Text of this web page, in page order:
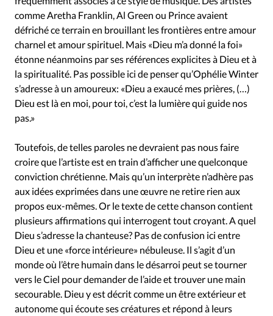
Devise:CHF
RUBRIQUES
Tous les articles Actualité chrétienne
Actualité
Chronique
Culture Dossier Eglises Foi
Monde
Opinions Publireportage
Relations
Société
Tour du monde des Eglises Trait d'Ixène
Vie Intérieure
comme Aretha Franklin, Al Green ou Prince avaient
défriché ce terrain en brouillant les frontières entre amour
charnel et amour spirituel. Mais «Dieu m’a donné la foi»
étonne néanmoins par ses références explicites à Dieu et à
la spiritualité. Pas possible ici de penser qu’Ophélie Winter
s’adresse à un amoureux: «Dieu a exaucé mes prières, (…)
Dieu est là en moi, pour toi, c’est la lumière qui guide nos
pas.»
Toutefois, de telles paroles ne devraient pas nous faire
croire que l’artiste est en train d’afficher une quelconque
conviction chrétienne. Mais qu’un interprète n’adhère pas
aux idées exprimées dans une œuvre ne retire rien aux
propos eux-mêmes. Or le texte de cette chanson contient
plusieurs affirmations qui interrogent tout croyant. A quel
Dieu s’adresse la chanteuse? Pas de confusion ici entre
Dieu et une «force intérieure» nébuleuse. Il s’agit d’un
monde où l’être humain dans le désarroi peut se tourner
vers le Ciel pour demander de l’aide et trouver une main
secourable. Dieu y est décrit comme un être extérieur et
autonome qui écoute ses créatures et répond à leurs